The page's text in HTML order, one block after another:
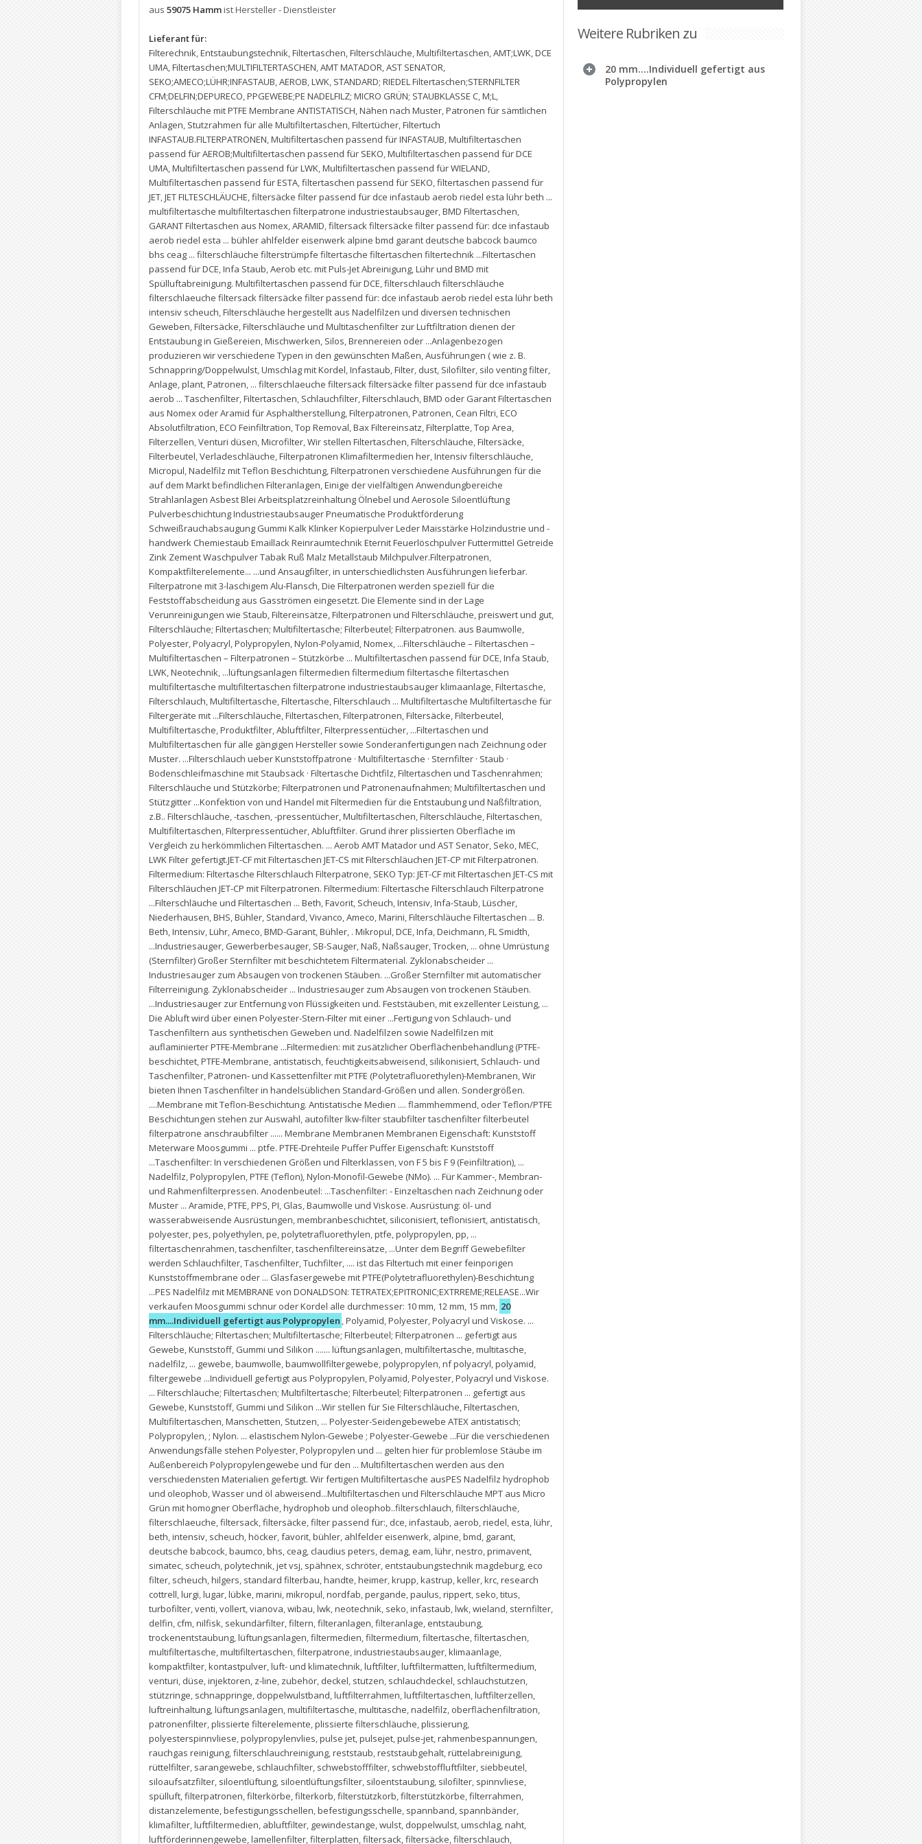
aus 59075 Hammist Hersteller - Dienstleister
Lieferant für:
Filterechnik,Entstaubungstechnik,Filtertaschen,Filterschläuche,Multifiltertaschen,AMT;LWK,DCE
UMA,Filtertaschen;MULTIFILTERTASCHEN,AMT MATADOR,AST SENATOR,
SEKO;AMECO;LÜHR;INFASTAUB,AEROB,LWK, STANDARD; RIEDEL Filtertaschen;STERNFILTER
CFM;DELFIN;DEPURECO,PPGEWEBE;PE NADELFILZ; MICRO GRÜN; STAUBKLASSE C,M;L,
Filterschläuche mit PTFE Membrane ANTISTATISCH,Nähen nach Muster,Patronen für sämtlichen
Anlagen, Stutzrahmen für alle Multifiltertaschen,Filtertücher,Filtertuch
INFASTAUB.FILTERPATRONEN,Multifiltertaschen passend für INFASTAUB,Multifiltertaschen
passend für AEROB;Multifiltertaschen passend für SEKO,Multifiltertaschen passend für DCE
UMA,Multifiltertaschen passend für LWK,Multifiltertaschen passend für WIELAND,
Multifiltertaschen passend für ESTA,filtertaschen passend für SEKO,filtertaschen passend für
JET,JET FILTESCHLÄUCHE,filtersäcke filter passend für dce infastaub aerob riedel esta lühr beth ...
multifiltertasche multifiltertaschen filterpatrone industriestaubsauger,BMD Filtertaschen,
GARANT Filtertaschen aus Nomex,ARAMID,filtersack filtersäcke filter passend für: dce infastaub
aerob riedel esta ... bühler ahlfelder eisenwerk alpine bmd garant deutsche babcock baumco
bhs ceag ... filterschläuche filterstrümpfe filtertasche filtertaschen filtertechnik ...Filtertaschen
passend für DCE,Infa Staub,Aerob etc. mit Puls-Jet Abreinigung,Lühr und BMD mit
Spülluftabreinigung. Multifiltertaschen passend für DCE,filterschlauch filterschläuche
filterschlaeuche filtersack filtersäcke filter passend für: dce infastaub aerob riedel esta lühr beth
intensiv scheuch,Filterschläuche hergestellt aus Nadelfilzen und diversen technischen
Geweben,Filtersäcke,Filterschläuche und Multitaschenfilter zur Luftfiltration dienen der
Entstaubung in Gießereien,Mischwerken, Silos,Brennereien oder ...Anlagenbezogen
produzieren wir verschiedene Typen in den gewünschten Maßen,Ausführungen ( wie z. B.
Schnappring/Doppelwulst,Umschlag mit Kordel,Infastaub,Filter, dust, Silofilter, silo venting filter,
Anlage,plant,Patronen, ... filterschlaeuche filtersack filtersäcke filter passend für dce infastaub
aerob ... Taschenfilter,Filtertaschen, Schlauchfilter,Filterschlauch,BMD oder Garant Filtertaschen
aus Nomex oder Aramid für Asphaltherstellung,Filterpatronen,Patronen, Cean Filtri,ECO
Absolutfiltration,ECO Feinfiltration,Top Removal,Bax Filtereinsatz,Filterplatte,Top Area,
Filterzellen,Venturi düsen,Microfilter,Wir stellen Filtertaschen,Filterschläuche,Filtersäcke,
Filterbeutel,Verladeschläuche,Filterpatronen Klimafiltermedien her,Intensiv filterschläuche,
Micropul,Nadelfilz mit Teflon Beschichtung,Filterpatronen verschiedene Ausführungen für die
auf dem Markt befindlichen Filteranlagen,Einige der vielfältigen Anwendungbereiche
Strahlanlagen Asbest Blei Arbeitsplatzreinhaltung Ölnebel und Aerosole Siloentlüftung
Pulverbeschichtung Industriestaubsauger Pneumatische Produktförderung
Schweißrauchabsaugung Gummi Kalk Klinker Kopierpulver Leder Maisstärke Holzindustrie und -
handwerk Chemiestaub Emaillack Reinraumtechnik Eternit Feuerlöschpulver Futtermittel Getreide
Zink Zement Waschpulver Tabak Ruß Malz Metallstaub Milchpulver.Filterpatronen,
Kompaktfilterelemente... ...und Ansaugfilter,in unterschiedlichsten Ausführungen lieferbar.
Filterpatrone mit 3-laschigem Alu-Flansch,Die Filterpatronen werden speziell für die
Feststoffabscheidung aus Gasströmen eingesetzt. Die Elemente sind in der Lage
Verunreinigungen wie Staub,Filtereinsätze,Filterpatronen und Filterschläuche,preiswert und gut,
Filterschläuche; Filtertaschen; Multifiltertasche; Filterbeutel; Filterpatronen. aus Baumwolle,
Polyester,Polyacryl,Polypropylen,Nylon-Polyamid,Nomex, ...Filterschläuche – Filtertaschen –
Multifiltertaschen – Filterpatronen – Stützkörbe ... Multifiltertaschen passend für DCE,Infa Staub,
LWK,Neotechnik, ...lüftungsanlagen filtermedien filtermedium filtertasche filtertaschen
multifiltertasche multifiltertaschen filterpatrone industriestaubsauger klimaanlage,Filtertasche,
Filterschlauch,Multifiltertasche,Filtertasche,Filterschlauch ... Multifiltertasche Multifiltertasche für
Filtergeräte mit ...Filterschläuche,Filtertaschen,Filterpatronen,Filtersäcke,Filterbeutel,
Multifiltertasche,Produktfilter,Abluftfilter,Filterpressentücher, ...Filtertaschen und
Multifiltertaschen für alle gängigen Hersteller sowie Sonderanfertigungen nach Zeichnung oder
Muster. ...Filterschlauch ueber Kunststoffpatrone · Multifiltertasche · Sternfilter · Staub ·
Bodenschleifmaschine mit Staubsack · Filtertasche Dichtfilz,Filtertaschen und Taschenrahmen;
Filterschläuche und Stützkörbe; Filterpatronen und Patronenaufnahmen; Multifiltertaschen und
Stützgitter ...Konfektion von und Handel mit Filtermedien für die Entstaubung und Naßfiltration,
z.B.. Filterschläuche,-taschen,-pressentücher,Multifiltertaschen,Filterschläuche,Filtertaschen,
Multifiltertaschen,Filterpressentücher,Abluftfilter. Grund ihrer plissierten Oberfläche im
Vergleich zu herkömmlichen Filtertaschen. ... Aerob AMT Matador und AST Senator, Seko,MEC,
LWK Filter gefertigt.JET-CF mit Filtertaschen JET-CS mit Filterschläuchen JET-CP mit Filterpatronen.
Filtermedium: Filtertasche Filterschlauch Filterpatrone, SEKO Typ: JET-CF mit Filtertaschen JET-CS mit
Filterschläuchen JET-CP mit Filterpatronen. Filtermedium: Filtertasche Filterschlauch Filterpatrone
...Filterschläuche und Filtertaschen ... Beth,Favorit, Scheuch,Intensiv,Infa-Staub,Lüscher,
Niederhausen,BHS,Bühler, Standard,Vivanco,Ameco,Marini,Filterschläuche Filtertaschen ... B.
Beth,Intensiv,Lühr,Ameco,BMD-Garant,Bühler, . Mikropul,DCE,Infa,Deichmann,FL Smidth,
...Industriesauger, Gewerberbesauger, SB-Sauger,Naß,Naßsauger,Trocken, ... ohne Umrüstung
(Sternfilter) Großer Sternfilter mit beschichtetem Filtermaterial. Zyklonabscheider ...
Industriesauger zum Absaugen von trockenen Stäuben. ...Großer Sternfilter mit automatischer
Filterreinigung. Zyklonabscheider ... Industriesauger zum Absaugen von trockenen Stäuben.
...Industriesauger zur Entfernung von Flüssigkeiten und. Feststäuben,mit exzellenter Leistung, ...
Die Abluft wird über einen Polyester-Stern-Filter mit einer ...Fertigung von Schlauch- und
Taschenfiltern aus synthetischen Geweben und. Nadelfilzen sowie Nadelfilzen mit
auflaminierter PTFE-Membrane ...Filtermedien: mit zusätzlicher Oberflächenbehandlung (PTFE-
beschichtet,PTFE-Membrane, antistatisch,feuchtigkeitsabweisend, silikonisiert, Schlauch- und
Taschenfilter,Patronen- und Kassettenfilter mit PTFE (Polytetrafluorethylen)-Membranen,Wir
bieten Ihnen Taschenfilter in handelsüblichen Standard-Größen und allen. Sondergrößen.
....Membrane mit Teflon-Beschichtung. Antistatische Medien .... flammhemmend, oder Teflon/PTFE
Beschichtungen stehen zur Auswahl, autofilter lkw-filter staubfilter taschenfilter filterbeutel
filterpatrone anschraubfilter ...... Membrane Membranen Membranen Eigenschaft: Kunststoff
Meterware Moosgummi ... ptfe. PTFE-Drehteile Puffer Puffer Eigenschaft: Kunststoff
...Taschenfilter: In verschiedenen Größen und Filterklassen,von F 5 bis F 9 (Feinfiltration), ...
Nadelfilz,Polypropylen,PTFE (Teflon),Nylon-Monofil-Gewebe (NMo). ... Für Kammer-,Membran-
und Rahmenfilterpressen. Anodenbeutel: ...Taschenfilter: - Einzeltaschen nach Zeichnung oder
Muster ... Aramide,PTFE,PPS,PI, Glas,Baumwolle und Viskose. Ausrüstung: öl- und
wasserabweisende Ausrüstungen,membranbeschichtet, siliconisiert,teflonisiert, antistatisch,
polyester,pes,polyethylen,pe,polytetrafluorethylen,ptfe,polypropylen,pp, ...
filtertaschenrahmen,taschenfilter,taschenfiltereinsätze, ...Unter dem Begriff Gewebefilter
werden Schlauchfilter,Taschenfilter,Tuchfilter, .... ist das Filtertuch mit einer feinporigen
Kunststoffmembrane oder ... Glasfasergewebe mit PTFE(Polytetrafluorethylen)-Beschichtung
...PES Nadelfilz mit MEMBRANE von DONALDSON: TETRATEX;EPITRONIC;EXTRREME;RELEASE...Wir
verkaufen Moosgummi schnur oder Kordel alle durchmesser: 10 mm, 12 mm, 15 mm, 20
mm....Individuell gefertigt aus Polypropylen ,Polyamid,Polyester,Polyacryl und Viskose. ...
Filterschläuche; Filtertaschen; Multifiltertasche; Filterbeutel; Filterpatronen ... gefertigt aus
Gewebe,Kunststoff, Gummi und Silikon ....... lüftungsanlagen,multifiltertasche,multitasche,
nadelfilz, ... gewebe,baumwolle,baumwollfiltergewebe,polypropylen,nf polyacryl,polyamid,
filtergewebe ...Individuell gefertigt aus Polypropylen,Polyamid,Polyester,Polyacryl und Viskose.
... Filterschläuche; Filtertaschen; Multifiltertasche; Filterbeutel; Filterpatronen ... gefertigt aus
Gewebe,Kunststoff, Gummi und Silikon ...Wir stellen für Sie Filterschläuche,Filtertaschen,
Multifiltertaschen,Manschetten, Stutzen, ... Polyester-Seidengebewebe ATEX antistatisch;
Polypropylen, ; Nylon. ... elastischem Nylon-Gewebe ; Polyester-Gewebe ...Für die verschiedenen
Anwendungsfälle stehen Polyester,Polypropylen und ... gelten hier für problemlose Stäube im
Außenbereich Polypropylengewebe und für den ... Multifiltertaschen werden aus den
verschiedensten Materialien gefertigt. Wir fertigen Multifiltertasche ausPES Nadelfilz hydrophob
und oleophob,Wasser und öl abweisend...Multifiltertaschen und Filterschläuche MPT aus Micro
Grün mit homogner Oberfläche,hydrophob und oleophob..filterschlauch,filterschläuche,
filterschlaeuche,filtersack,filtersäcke,filter passend für:, dce,infastaub, aerob,riedel, esta,lühr,
beth,intensiv, scheuch,höcker,favorit,bühler, ahlfelder eisenwerk, alpine,bmd, garant,
deutsche babcock,baumco,bhs, ceag, claudius peters, demag, eam,lühr,nestro,primavent,
simatec, scheuch,polytechnik,jet vsj, spähnex, schröter, entstaubungstechnik magdeburg, eco
filter, scheuch,hilgers, standard filterbau,handte,heimer,krupp,kastrup,keller,krc,research
cottrell,lurgi,lugar,lübke,marini,mikropul,nordfab,pergande,paulus,rippert, seko,titus,
turbofilter,venti,vollert,vianova,wibau,lwk,neotechnik, seko,infastaub,lwk,wieland, sternfilter,
delfin, cfm,nilfisk, sekundärfilter,filtern,filteranlagen,filteranlage, entstaubung,
trockenentstaubung,lüftungsanlagen,filtermedien,filtermedium,filtertasche,filtertaschen,
multifiltertasche,multifiltertaschen,filterpatrone,industriestaubsauger,klimaanlage,
kompaktfilter,kontastpulver,luft- und klimatechnik,luftfilter,luftfiltermatten,luftfiltermedium,
venturi, düse,injektoren, z-line, zubehör, deckel, stutzen, schlauchdeckel, schlauchstutzen,
stützringe, schnappringe, doppelwulstband,luftfilterrahmen,luftfiltertaschen,luftfilterzellen,
luftreinhaltung,lüftungsanlagen,multifiltertasche,multitasche,nadelfilz, oberflächenfiltration,
patronenfilter,plissierte filterelemente,plissierte filterschläuche,plissierung,
polyesterspinnvliese,polypropylenvlies,pulse jet,pulsejet,pulse-jet,rahmenbespannungen,
rauchgas reinigung,filterschlauchreinigung,reststaub,reststaubgehalt,rüttelabreinigung,
rüttelfilter, sarangewebe, schlauchfilter, schwebstofffilter, schwebstoffluftfilter, siebbeutel,
siloaufsatzfilter, siloentlüftung, siloentlüftungsfilter, siloentstaubung, silofilter, spinnvliese,
spülluft,filterpatronen,filterkörbe,filterkorb,filterstützkorb,filterstützkörbe,filterrahmen,
distanzelemente,befestigungsschellen,befestigungsschelle, spannband, spannbänder,
klimafilter,luftfiltermedien, abluftfilter, gewindestange,wulst, doppelwulst,umschlag,naht,
luftförderinnengewebe,lamellenfilter,filterplatten,filtersack,filtersäcke,filterschlauch,
Weitere Rubriken zu
20 mm....Individuell gefertigt aus
Polypropylen